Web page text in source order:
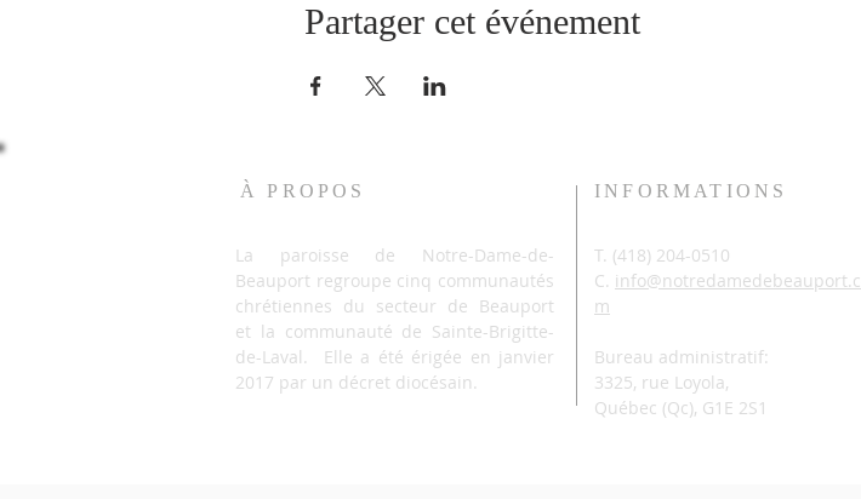
Partager cet événement
À PROPOS
La paroisse de Notre-Dame-de-
Beauport regroupe cinq communautés
chrétiennes du secteur de Beauport
et la communauté de Sainte-Brigitte-
de-Laval. Elle a été érigée en janvier
2017 par un décret diocésain.
INFORMATIONS
T. (418) 204-0510
C.
m
Bureau administratif:
3325, rue Loyola,
Québec (Qc), G1E 2S1